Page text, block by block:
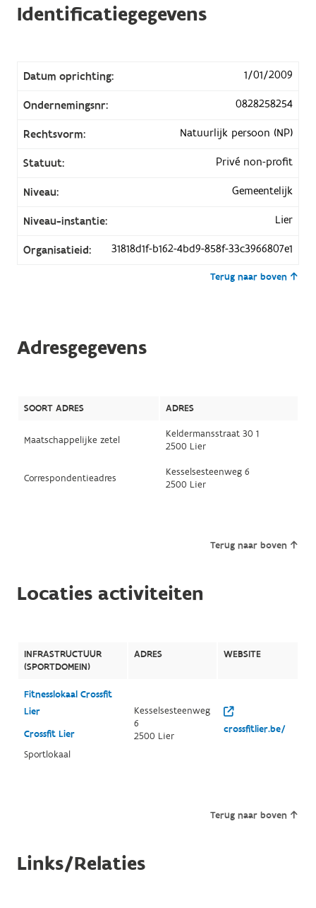
Identificatiegegevens
Datum oprichting: 1/01/2009
Ondernemingsnr: 0828258254
Rechtsvorm: Natuurlijk persoon (NP)
Statuut: Privé non-profit
Niveau: Gemeentelijk
Niveau-instantie: Lier
Organisatieid: 31818d1f-b162-4bd9-858f-33c3966807e1
Terug naar boven
Adresgegevens
SOORT ADRES ADRES
Maatschappelijke zetel
Keldermansstraat 30 1
2500 Lier
Correspondentieadres
Kesselsesteenweg 6
2500 Lier
Terug naar boven
Locaties activiteiten
INFRASTRUCTUUR
(SPORTDOMEIN)
ADRES WEBSITE
Fitnesslokaal Crossfit
Lier
Crossfit Lier
Sportlokaal
Kesselsesteenweg
6
2500 Lier
crossfitlier.be/
Terug naar boven
Links/Relaties